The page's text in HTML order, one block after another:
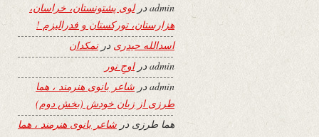
adminدرلوی پشتونستان، خراسان،
هزارستان، تورکستان و فدرالیزم !
اسدالله حیدری درنمکدان
adminدراوجِ نور
adminدر شاعر بانوی هنرمند ، هما
طرزی از زبان خودش (بخش دوم)
هما طرزی در شاعر بانوی هنرمند ، هما